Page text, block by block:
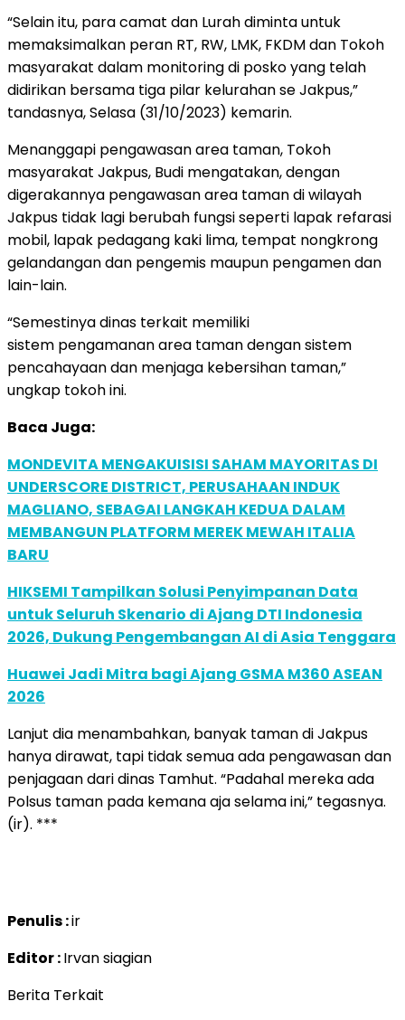
“Selain itu, para camat dan Lurah diminta untuk
memaksimalkan peran RT, RW, LMK, FKDM dan Tokoh
masyarakat dalam monitoring di posko yang telah
didirikan bersama tiga pilar kelurahan se Jakpus,”
tandasnya, Selasa (31/10/2023) kemarin.
Menanggapi pengawasan area taman, Tokoh
masyarakat Jakpus, Budi mengatakan, dengan
digerakannya pengawasan area taman di wilayah
Jakpus tidak lagi berubah fungsi seperti lapak refarasi
mobil, lapak pedagang kaki lima, tempat nongkrong
gelandangan dan pengemis maupun pengamen dan
lain-lain.
“Semestinya dinas terkait memiliki
sistem pengamanan area taman dengan sistem
pencahayaan dan menjaga kebersihan taman,”
ungkap tokoh ini.
Baca Juga:
MONDEVITA MENGAKUISISI SAHAM MAYORITAS DI
UNDERSCORE DISTRICT, PERUSAHAAN INDUK
MAGLIANO, SEBAGAI LANGKAH KEDUA DALAM
MEMBANGUN PLATFORM MEREK MEWAH ITALIA
BARU
HIKSEMI Tampilkan Solusi Penyimpanan Data
untuk Seluruh Skenario di Ajang DTI Indonesia
2026, Dukung Pengembangan AI di Asia Tenggara
Huawei Jadi Mitra bagi Ajang GSMA M360 ASEAN
2026
Lanjut dia menambahkan, banyak taman di Jakpus
hanya dirawat, tapi tidak semua ada pengawasan dan
penjagaan dari dinas Tamhut. “Padahal mereka ada
Polsus taman pada kemana aja selama ini,” tegasnya.
(ir). ***
Penulis :ir
Editor :Irvan siagian
Berita Terkait